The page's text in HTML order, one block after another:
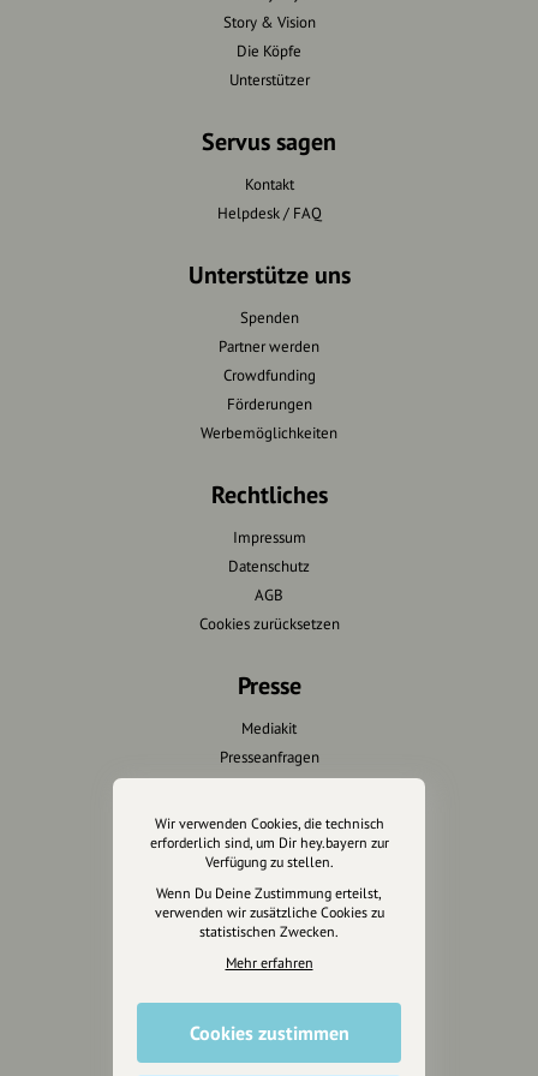
Story & Vision
Die Köpfe
Unterstützer
Servus sagen
Kontakt
Helpdesk / FAQ
Unterstütze uns
Spenden
Partner werden
Crowdfunding
Förderungen
Werbemöglichkeiten
Rechtliches
Impressum
Datenschutz
AGB
Cookies zurücksetzen
Presse
Mediakit
Presseanfragen
Wir unterstützen Euch
Fotografie & mehr
Marketing
Anakin Design
Wir verwenden Cookies, die technisch
erforderlich sind, um Dir hey.bayern zur
Verfügung zu stellen.
Wenn Du Deine Zustimmung erteilst,
verwenden wir zusätzliche Cookies zu
statistischen Zwecken.
Mehr erfahren
Cookies zustimmen